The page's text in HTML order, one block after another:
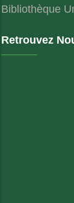
Bibliothèque
Retrouvez